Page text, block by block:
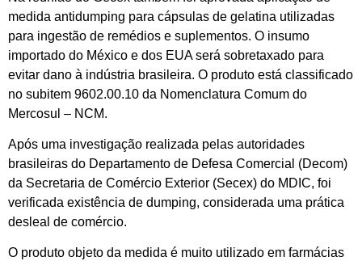
medida antidumping para cápsulas de gelatina utilizadas
para ingestão de remédios e suplementos. O insumo
importado do México e dos EUA será sobretaxado para
evitar dano à indústria brasileira. O produto está classificado
no subitem 9602.00.10 da Nomenclatura Comum do
Mercosul – NCM.
Após uma investigação realizada pelas autoridades
brasileiras do Departamento de Defesa Comercial (Decom)
da Secretaria de Comércio Exterior (Secex) do MDIC, foi
verificada existência de dumping, considerada uma prática
desleal de comércio.
O produto objeto da medida é muito utilizado em farmácias